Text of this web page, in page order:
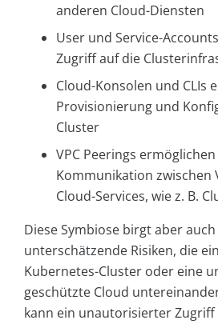
anderen Cloud-Diensten
User und Service-
Zugriff auf die
Cloud-Konsolen und CLIs
Provisionierung und
Cluster
VPC Peerings
Kommunikation zwischen
Cloud-Services, wie z. B.
Diese Symbiose birgt aber
unterschätzende Risiken, die
Kubernetes-Cluster oder eine
geschützte Cloud
kann ein unautorisierter Zugriff